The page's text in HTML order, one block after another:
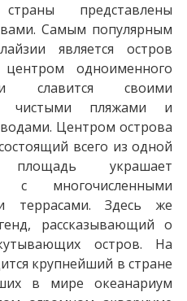
представлены
Самым популярным
является остров
одноименного
славится своими
чистыми пляжами и
Центром острова
всего из одной
украшает
с многочисленными
террасами. Здесь же
рассказывающий о
остров. На
крупнейший в стране
в мире океанариум